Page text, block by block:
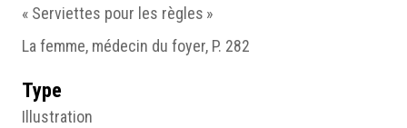
« Serviettes pour les règles »
La femme, médecin du foyer, P. 282
Type
Illustration